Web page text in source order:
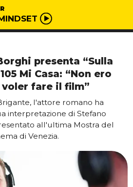
presenta “Sulla
Mi Casa: “Non ero
fare il film”
l'attore romano ha
interpretazione di Stefano
all'ultima Mostra del
di Venezia.